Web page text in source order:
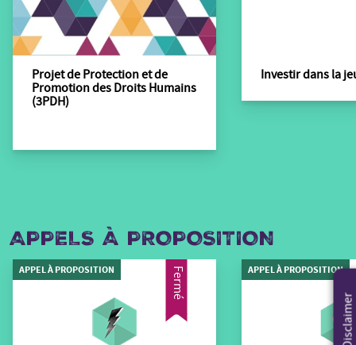
Projet de Protection et de
Promotion des Droits Humains
(3PDH)
Investir dans la
APPELS À PROPOSITION
APPEL À PROPOSITION Fermé APPEL À PROPOSITION
Disclaimer